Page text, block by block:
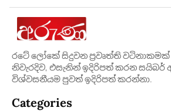
රටේ ලෝකේ සිදුවන ප්‍රවෘත්ති
නිවැරදිව, එසැනින් ඉදිරිපත් කරන සයිබර්
විශ්වසනීයම පුවත් ඉදිරිපත් කරන්නා.
Categories